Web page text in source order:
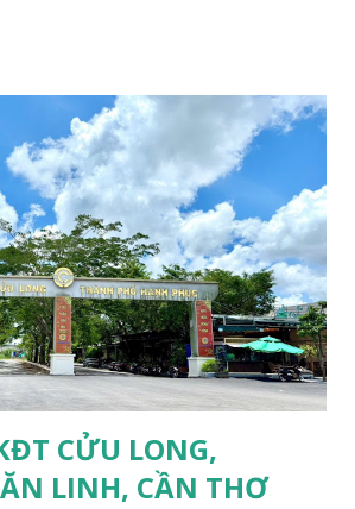
CỬU LONG,
LINH, CẦN THƠ